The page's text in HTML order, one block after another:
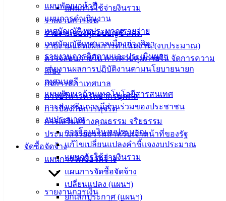
แผนการใช้จ่ายงินรวม
รายงานการเงิน
รายงานของผู้สอบบัญชี สตง.
รายงานแสดงผลการดำเนินงาน (งบประมาณ)
ตรวจสอบภายใน การควบคุมภายใน จัดการความ
เสี่ยง
กิจการสภาเทศบาล
การบริหารทรัพยากรบุคคล
การป้องกันการทุจริต
การเสริมสร้างคุณธรรม จริยธรรม
ประมวลจริยธรรมสำหรับเจ้าหน้าที่ของรัฐ
จัดซื้อจัดจ้าง
แผนการจัดซื้อจัดจ้าง
แผนการจัดซื้อจัดจ้าง
เปลี่ยนแปลง (แผนฯ)
ยกเลิกประกาศ (แผนฯ)
แผนพัฒนาห้าปี
แผนการดำเนินงาน
เทศบัญญัติงบประมาณรายจ่าย
เทศบัญญัติเทศบาลเมืองอ่างศิลา
รายงานการติดตามและประเมินผลฯ
รายงานผลการปฏิบัติงานตามนโยบายนายก
เทศมนตรี
แผนพัฒนาด้านเทคโนโลยีสารสนเทศ
การส่งเสริมการมีส่วนร่วมของประชาชน
งบประมาณ
การโอนเงินงบประมาณ
แก้ไขเปลี่ยนแปลงคำชี้แจงงบประมาณ
แผนการใช้จ่ายงินรวม
รายงานการเงิน
อ.เมือง จ.ชลบุรี
038-
142-100-104
บริการ
ประชาชน
ดาวน์โหลด
ฟอร์ม,
ประชาชน/